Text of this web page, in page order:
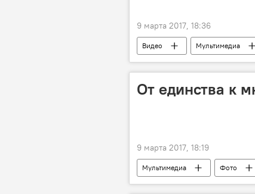
9 марта 2017, 18:36
Видео Мультимедиа
8 Марта
От единства к
9 марта 2017, 18:19
Мультимедиа Фото
Республика Молдова